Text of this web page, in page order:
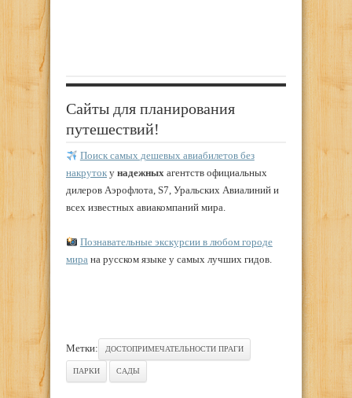
Сайты для планирования
путешествий!
Поиск самых дешевых авиабилетов без
накруток у надежных агентств официальных
дилеров Аэрофлота, S7, Уральских Авиалиний и
всех известных авиакомпаний мира.
Познавательные экскурсии в любом городе
мира на русском языке у самых лучших гидов.
Метки: ДОСТОПРИМЕЧАТЕЛЬНОСТИ ПРАГИ
ПАРКИ САДЫ